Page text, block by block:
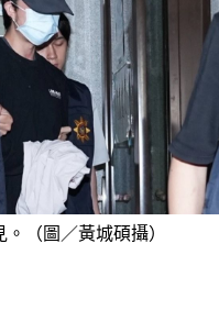
（圖／黃城碩攝）